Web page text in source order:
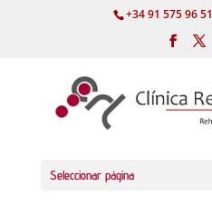
+34 91 575 96 51
Seleccionar página